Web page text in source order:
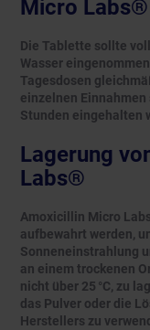
Micro Labs®
Die Tablette sollte
Wasser
Tagesdosen
einzelnen
Stunden eingehalten
Lagerung
Labs®
Amoxicillin Micro
aufbewahrt werden,
Sonneneinstrahlung
an einem trockenen
nicht über 25 °C, zu
das Pulver oder die
Herstellers zu